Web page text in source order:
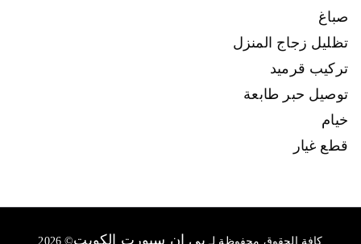
صباغ
تظليل زجاج المنزل
تركيب قرميد
توصيل حبر طابعة
خيام
قطع غيار
كافة الحقوق محفوظة لـ بي ان سبورت الكويت© 2026